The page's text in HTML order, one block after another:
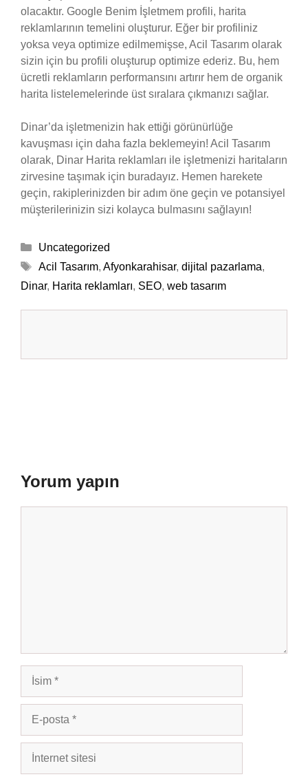
olacaktır. Google Benim İşletmem profili, harita
reklamlarının temelini oluşturur. Eğer bir profiliniz
yoksa veya optimize edilmemişse, Acil Tasarım olarak
sizin için bu profili oluşturup optimize ederiz. Bu, hem
ücretli reklamların performansını artırır hem de organik
harita listelemelerinde üst sıralara çıkmanızı sağlar.
Dinar’da işletmenizin hak ettiği görünürlüğe
kavuşması için daha fazla beklemeyin! Acil Tasarım
olarak, Dinar Harita reklamları ile işletmenizi haritaların
zirvesine taşımak için buradayız. Hemen harekete
geçin, rakiplerinizden bir adım öne geçin ve potansiyel
müşterilerinizin sizi kolayca bulmasını sağlayın!
Kategoriler
Uncategorized
Etiketler
Acil Tasarım, Afyonkarahisar, dijital pazarlama,
Dinar, Harita reklamları, SEO, web tasarım
Yorum yapın
İsim
posta
İnternet